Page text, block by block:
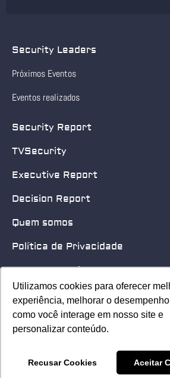
Utilizamos cookies para oferecer
experiência, melhorar o
como você interage em nosso site e
personalizar conteúdo.
Recusar Cookies Aceitar
Utilizamos cookies para oferecer
experiência, melhorar o
como você interage em nosso site e
personalizar conteúdo.
Recusar Cookies Aceitar
Security Leaders
Próximos Eventos
Eventos realizados
Security Report
TVSecurity
Executive Report
Decision Report
Quem somos
Política de Privacidade
Quero patrocinar
Contato
Home
© 2025 Security Leader. Todos os